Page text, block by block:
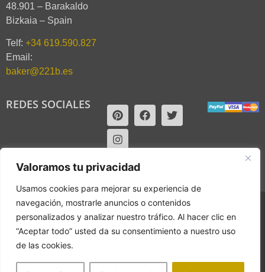
Valoramos tu privacidad
Usamos cookies para mejorar su experiencia de
navegación, mostrarle anuncios o contenidos
personalizados y analizar nuestro tráfico. Al hacer clic en
“Aceptar todo” usted da su consentimiento a nuestro uso
de las cookies.
48.901 – Barakaldo
Bizkaia – Spain
Telf: +34 619.590.827
Email:
baker@221b.es
REDES SOCIALES
2017 © 221B. Derechos reservados.
Web design by RK Informatika